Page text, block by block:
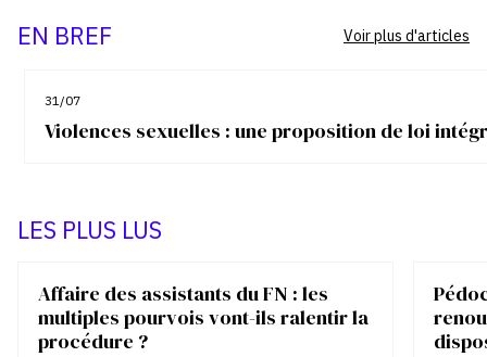
EN BREF
31/07
Violences sexuelles : une proposition de loi
Voir plus d'articles
LES PLUS LUS
Affaire des assistants du FN : les
multiples pourvois vont-ils ralentir la
procédure ?